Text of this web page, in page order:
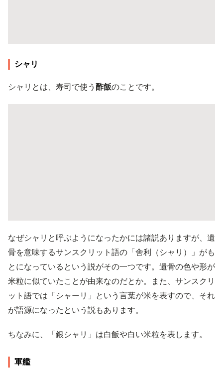
シャリ
シャリとは、寿司で使う 酢飯のことです。
なぜシャリと呼ぶようになったかには諸説ありますが、遺
骨を意味するサンスクリット語の「舎利（シャリ）」がも
とになっているという説がその一つです。遺骨の色や形が
米粒に似ていたことが由来なのだとか。また、サンスクリ
ット語では「シャーリ」という言葉が米を表すので、それ
が語源になったという説もあります。
ちなみに、「銀シャリ」は白飯や白い米粒を表します。
軍艦